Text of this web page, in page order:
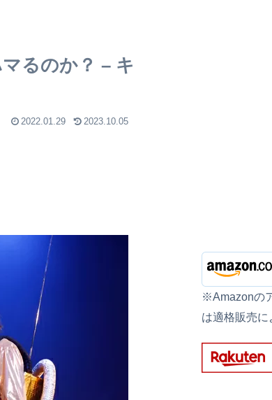
るのか？ – キ
2022.01.29 2023.10.05
※Amazonの
は適格販売に